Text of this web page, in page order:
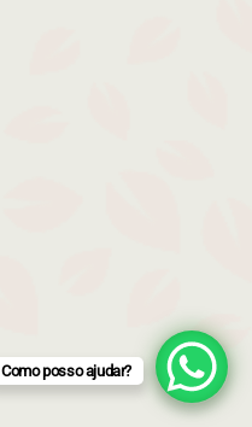
Como posso ajudar?